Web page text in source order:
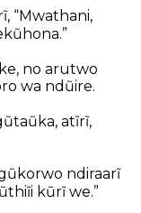
“Mwathani,
no arutwo
wa ndũire.
atĩrĩ,
ndiraarĩ
kũrĩ we.”